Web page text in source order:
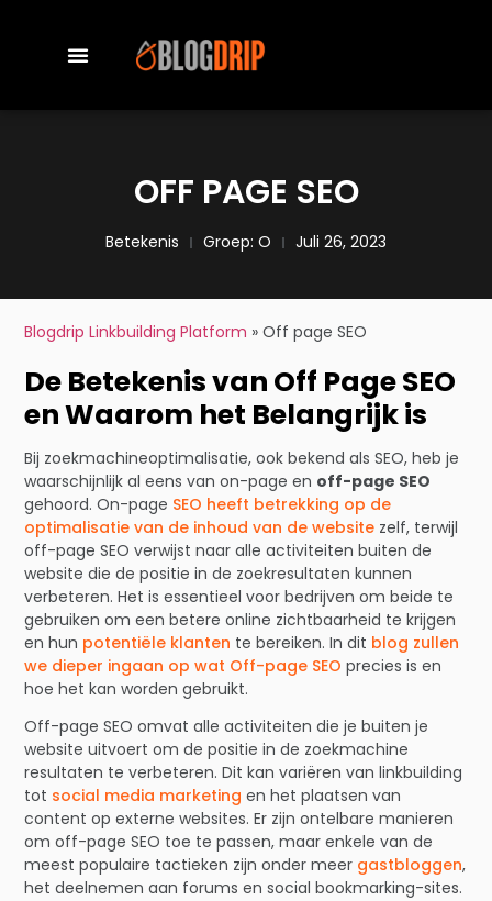
OFF PAGE SEO
Betekenis Groep: O Juli 26, 2023
Blogdrip Linkbuilding Platform »Off page SEO
De Betekenis van Off Page SEO
en Waarom het Belangrijk is
Bij zoekmachineoptimalisatie, ook bekend als SEO, heb je
waarschijnlijk al eens van on-page en off-page SEO
gehoord. On-page SEO heeft betrekking op de
optimalisatie van de inhoud van de website zelf, terwijl
off-page SEO verwijst naar alle activiteiten buiten de
website die de positie in de zoekresultaten kunnen
verbeteren. Het is essentieel voor bedrijven om beide te
gebruiken om een betere online zichtbaarheid te krijgen
en hun potentiële klanten te bereiken. In dit blog zullen
we dieper ingaan op wat Off-page SEO precies is en
hoe het kan worden gebruikt.
Off-page SEO omvat alle activiteiten die je buiten je
website uitvoert om de positie in de zoekmachine
resultaten te verbeteren. Dit kan variëren van linkbuilding
tot social media marketing en het plaatsen van
content op externe websites. Er zijn ontelbare manieren
om off-page SEO toe te passen, maar enkele van de
meest populaire tactieken zijn onder meer gastbloggen,
het deelnemen aan forums en social bookmarking-sites.